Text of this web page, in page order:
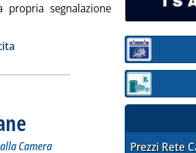
segnalazione
tutta la notizia: 'Decreto crescita,
. Sottotitolo: In una risposta del sottosegretario
Camera
Sezione:
Sezione:
Prezzi Rete